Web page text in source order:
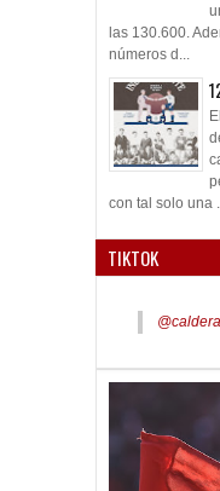
las 130.600.
números d...
con tal solo una
TIKTOK